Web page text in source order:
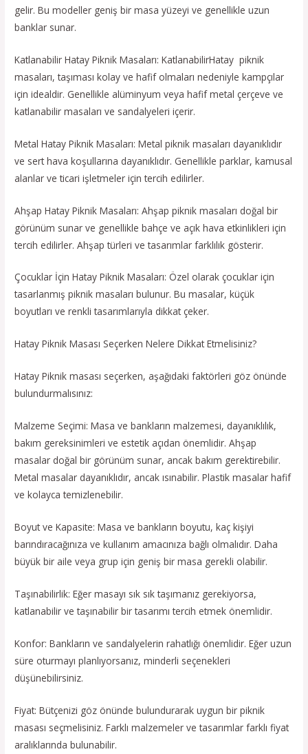
gelir. Bu modeller geniş bir masa yüzeyi ve genellikle uzun
banklar sunar.
Katlanabilir Hatay Piknik Masaları: KatlanabilirHatay piknik
masaları, taşıması kolay ve hafif olmaları nedeniyle kampçılar
için idealdir. Genellikle alüminyum veya hafif metal çerçeve ve
katlanabilir masaları ve sandalyeleri içerir.
Metal Hatay Piknik Masaları: Metal piknik masaları dayanıklıdır
ve sert hava koşullarına dayanıklıdır. Genellikle parklar, kamusal
alanlar ve ticari işletmeler için tercih edilirler.
Ahşap Hatay Piknik Masaları: Ahşap piknik masaları doğal bir
görünüm sunar ve genellikle bahçe ve açık hava etkinlikleri için
tercih edilirler. Ahşap türleri ve tasarımlar farklılık gösterir.
Çocuklar İçin Hatay Piknik Masaları: Özel olarak çocuklar için
tasarlanmış piknik masaları bulunur. Bu masalar, küçük
boyutları ve renkli tasarımlarıyla dikkat çeker.
Hatay Piknik Masası Seçerken Nelere Dikkat Etmelisiniz?
Hatay Piknik masası seçerken, aşağıdaki faktörleri göz önünde
bulundurmalısınız:
Malzeme Seçimi: Masa ve bankların malzemesi, dayanıklılık,
bakım gereksinimleri ve estetik açıdan önemlidir. Ahşap
masalar doğal bir görünüm sunar, ancak bakım gerektirebilir.
Metal masalar dayanıklıdır, ancak ısınabilir. Plastik masalar hafif
ve kolayca temizlenebilir.
Boyut ve Kapasite: Masa ve bankların boyutu, kaç kişiyi
barındıracağınıza ve kullanım amacınıza bağlı olmalıdır. Daha
büyük bir aile veya grup için geniş bir masa gerekli olabilir.
Taşınabilirlik: Eğer masayı sık sık taşımanız gerekiyorsa,
katlanabilir ve taşınabilir bir tasarımı tercih etmek önemlidir.
Konfor: Bankların ve sandalyelerin rahatlığı önemlidir. Eğer uzun
süre oturmayı planlıyorsanız, minderli seçenekleri
düşünebilirsiniz.
Fiyat: Bütçenizi göz önünde bulundurarak uygun bir piknik
masası seçmelisiniz. Farklı malzemeler ve tasarımlar farklı fiyat
aralıklarında bulunabilir.